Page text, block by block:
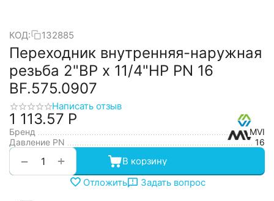
КОД: 132885
Переходник внутренняя-наружная
резьба 2"ВР х 11/4"НР PN 16
BF.575.0907
Написать отзыв
1 113.57 Р
Бренд
MVI
Давление PN
16
+
−
В корзину
Отложить
Задать вопрос